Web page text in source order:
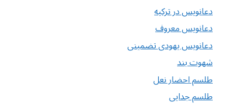
دعانویس در ترکیه
دعانویس معروف
دعانویس یهودی تضمینی
شهوت بند
طلسم احضار نعل
طلسم جدایی